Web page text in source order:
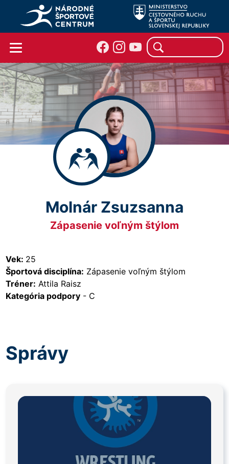
Molnár Zsuzsanna
Zápasenie voľným štýlom
Vek: 25
Športová disciplína: Zápasenie voľným štýlom
Tréner: Attila Raisz
Kategória podpory - C
Správy